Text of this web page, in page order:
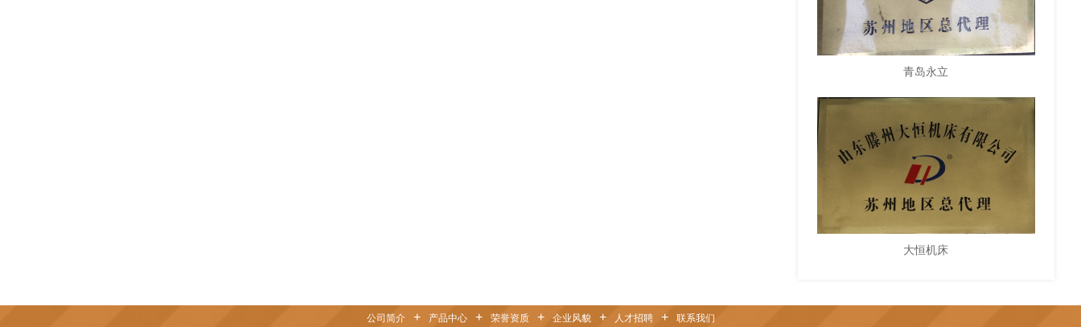
青岛永立
大恒机床
公司简介 + 产品中心 + 荣誉资质 + 企业风貌 + 人才招聘 + 联系我们